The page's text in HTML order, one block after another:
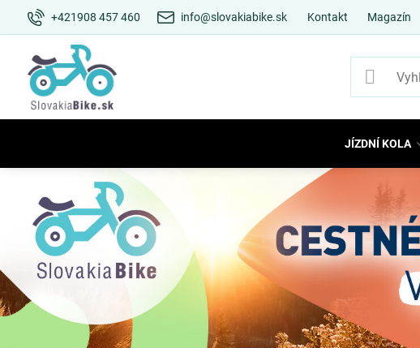
+421908 457 460 info@slovakiabike.sk Kontakt Magazín
JÍZDNÍ KOLA